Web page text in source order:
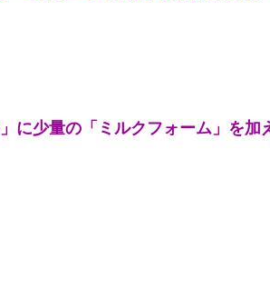
に少量の「ミルクフォーム」を加